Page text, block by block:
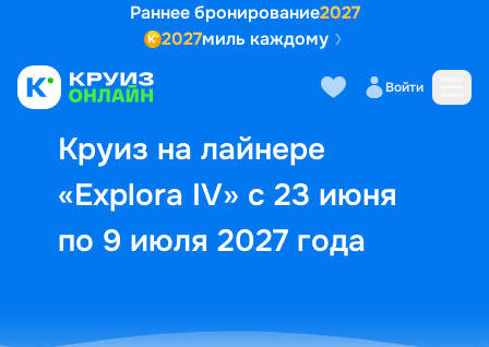
Раннее бронирование2027
2027миль каждому
Войти
Круиз на лайнере
«Explora IV» с 23 июня
по 9 июля 2027 года
Выбор кают Маршрут и